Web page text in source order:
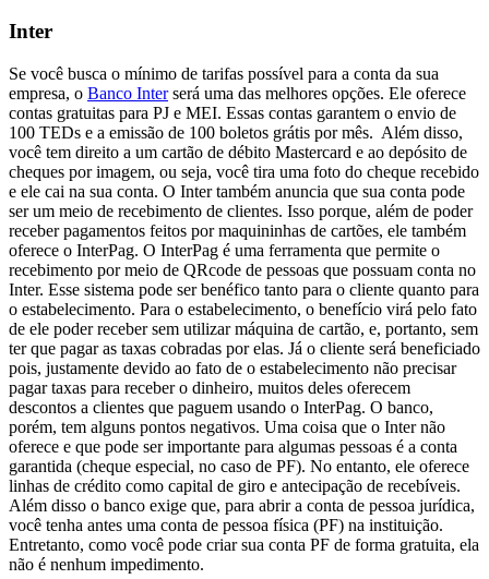
Inter
Se você busca o mínimo de tarifas possível para a conta da sua
empresa, o Banco Interserá uma das melhores opções. Ele oferece
contas gratuitas para PJ e MEI. Essas contas garantem o envio de
100 TEDs e a emissão de 100 boletos grátis por mês. Além disso,
você tem direito a um cartão de débito Mastercard e ao depósito de
cheques por imagem, ou seja, você tira uma foto do cheque recebido
e ele cai na sua conta. O Inter também anuncia que sua conta pode
ser um meio de recebimento de clientes. Isso porque, além de poder
receber pagamentos feitos por maquininhas de cartões, ele também
oferece o InterPag. O InterPag é uma ferramenta que permite o
recebimento por meio de QRcode de pessoas que possuam conta no
Inter. Esse sistema pode ser benéfico tanto para o cliente quanto para
o estabelecimento. Para o estabelecimento, o benefício virá pelo fato
de ele poder receber sem utilizar máquina de cartão, e, portanto, sem
ter que pagar as taxas cobradas por elas. Já o cliente será beneficiado
pois, justamente devido ao fato de o estabelecimento não precisar
pagar taxas para receber o dinheiro, muitos deles oferecem
descontos a clientes que paguem usando o InterPag. O banco,
porém, tem alguns pontos negativos. Uma coisa que o Inter não
oferece e que pode ser importante para algumas pessoas é a conta
garantida (cheque especial, no caso de PF). No entanto, ele oferece
linhas de crédito como capital de giro e antecipação de recebíveis.
Além disso o banco exige que, para abrir a conta de pessoa jurídica,
você tenha antes uma conta de pessoa física (PF) na instituição.
Entretanto, como você pode criar sua conta PF de forma gratuita, ela
não é nenhum impedimento.